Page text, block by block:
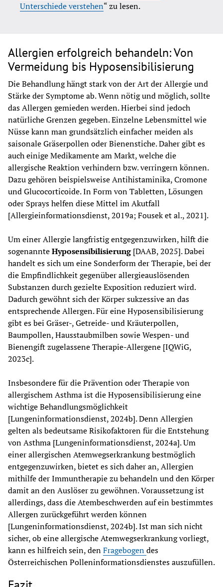
Unterschiede verstehen“ zu lesen.
Allergien erfolgreich behandeln: Von
Vermeidung bis Hyposensibilisierung
Die Behandlung hängt stark von der Art der Allergie und
Stärke der Symptome ab. Wenn nötig und möglich, sollte
das Allergen gemieden werden. Hierbei sind jedoch
natürliche Grenzen gegeben. Einzelne Lebensmittel wie
Nüsse kann man grundsätzlich einfacher meiden als
saisonale Gräserpollen oder Bienenstiche. Daher gibt es
auch einige Medikamente am Markt, welche die
allergische Reaktion verhindern bzw. verringern können.
Dazu gehören beispielsweise Antihistaminika, Cromone
und Glucocorticoide. In Form von Tabletten, Lösungen
oder Sprays helfen diese Mittel im Akutfall
[Allergieinformationsdienst, 2019a; Fousek et al., 2021].
Um einer Allergie langfristig entgegenzuwirken, hilft die
sogenannte Hyposensibilisierung [DAAB, 2025]. Dabei
handelt es sich um eine Sonderform der Therapie, bei der
die Empfindlichkeit gegenüber allergieauslösenden
Substanzen durch gezielte Exposition reduziert wird.
Dadurch gewöhnt sich der Körper sukzessive an das
entsprechende Allergen. Für eine Hyposensibilisierung
gibt es bei Gräser-, Getreide- und Kräuterpollen,
Baumpollen, Hausstaubmilben sowie Wespen- und
Bienengift zugelassene Therapie-Allergene [IQWiG,
2023c].
Insbesondere für die Prävention oder Therapie von
allergischem Asthma ist die Hyposensibilisierung eine
wichtige Behandlungsmöglichkeit
[Lungeninformationsdienst, 2024b]. Denn Allergien
gelten als bedeutsame Risikofaktoren für die Entstehung
von Asthma [Lungeninformationsdienst, 2024a]. Um
einer allergischen Atemwegserkrankung bestmöglich
entgegenzuwirken, bietet es sich daher an, Allergien
mithilfe der Immuntherapie zu behandeln und den Körper
damit an den Auslöser zu gewöhnen. Voraussetzung ist
allerdings, dass die Atembeschwerden auf ein bestimmtes
Allergen zurückgeführt werden können
[Lungeninformationsdienst, 2024b]. Ist man sich nicht
sicher, ob eine allergische Atemwegserkrankung vorliegt,
kann es hilfreich sein, den Fragebogen des
Österreichischen Polleninformationsdienstes auszufüllen.